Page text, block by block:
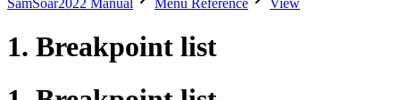
SamSoar2022 Manual Menu Reference View
1. Breakpoint list